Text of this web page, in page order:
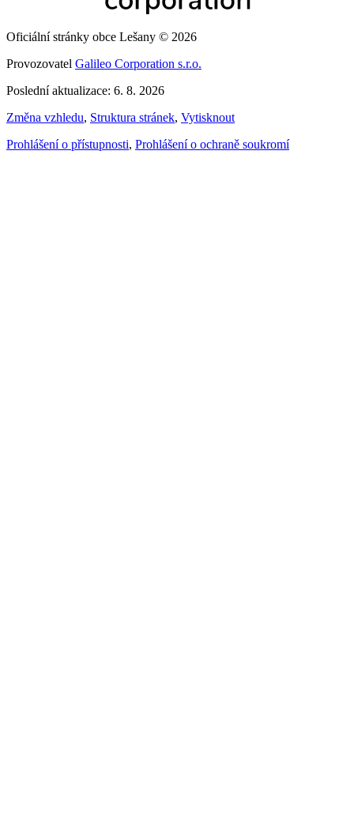
Oficiální stránky obce Lešany © 2026
Provozovatel Galileo Corporation s.r.o.
Poslední aktualizace: 6. 8. 2026
Změna vzhledu, Struktura stránek, Vytisknout
Prohlášení o přístupnosti, Prohlášení o ochraně soukromí